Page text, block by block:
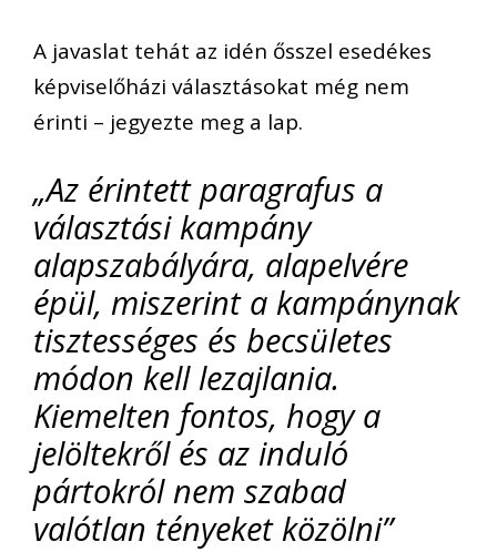
A javaslat tehát az idén ősszel esedékes
képviselőházi választásokat még nem
érinti – jegyezte meg a lap.
„Az érintett paragrafus a
választási kampány
alapszabályára, alapelvére
épül, miszerint a kampánynak
tisztességes és becsületes
módon kell lezajlania.
Kiemelten fontos, hogy a
jelöltekről és az induló
pártokról nem szabad
valótlan tényeket közölni”